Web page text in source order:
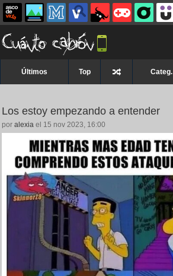
Últimos Top Categ.
Los estoy empezando a entender
por alexia el 15 nov 2023, 16:00